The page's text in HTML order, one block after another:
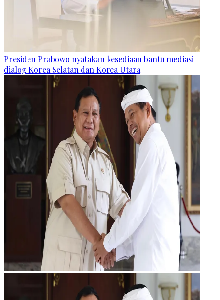
Presiden Prabowo nyatakan kesediaan bantu mediasi
dialog Korea Selatan dan Korea Utara